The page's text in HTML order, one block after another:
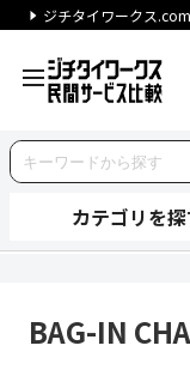
ジチタイワークス.com
カテゴリを
BAG-IN